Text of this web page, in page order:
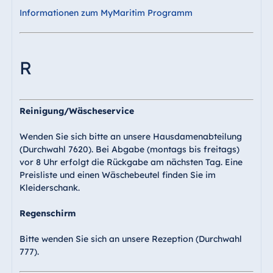
Informationen zum MyMaritim Programm
R
Reinigung/Wäscheservice
Wenden Sie sich bitte an unsere Hausdamenabteilung
(Durchwahl 7620). Bei Abgabe (montags bis freitags)
vor 8 Uhr erfolgt die Rückgabe am nächsten Tag. Eine
Preisliste und einen Wäschebeutel finden Sie im
Kleiderschank.
Regenschirm
Bitte wenden Sie sich an unsere Rezeption (Durchwahl
777).